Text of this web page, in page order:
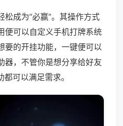
成为“必赢”。其操作方式
便可以自定义手机打牌系统
要的开挂功能，一键便可以
器，不管你是想分享给好友
可以满足需求。